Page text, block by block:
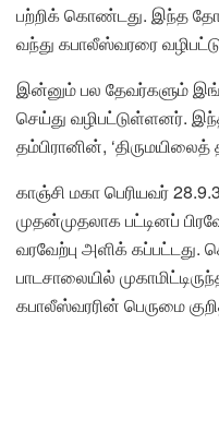
பற்றிக் கொண்டது. இந்த
வந்து கபாலீஸ்வரரை வழிபட்டு
இன்னும் பல தேவர்களும்
செய்து வழிபட்டுள்ளனர்.
தம்பிரானின், ‘திருமயிலைத்
காஞ்சி மகா பெரியவர்
முதன்முதலாக பட்டினப்
வரவேற்பு அளிக் கப்பட்டது.
பாடசாலையில்
கபாலீஸ்வரரின் பெருமை